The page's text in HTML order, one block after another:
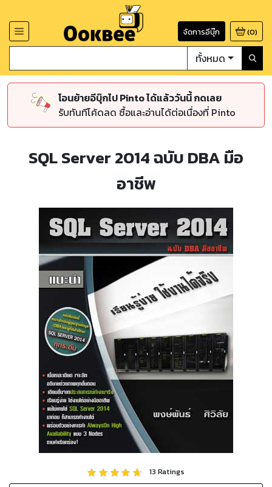
จัดการอีบุ๊ก (0)
ทั้งหมด
โอนย้ายอีบุ๊กไป Pinto ได้แล้ววันนี้ กดเลย
รับทันทีโค้ดลด ซื้อและอ่านได้ต่อเนื่องที่ Pinto
SQL Server 2014 ฉบับ DBA มือ
อาชีพ
13 Ratings